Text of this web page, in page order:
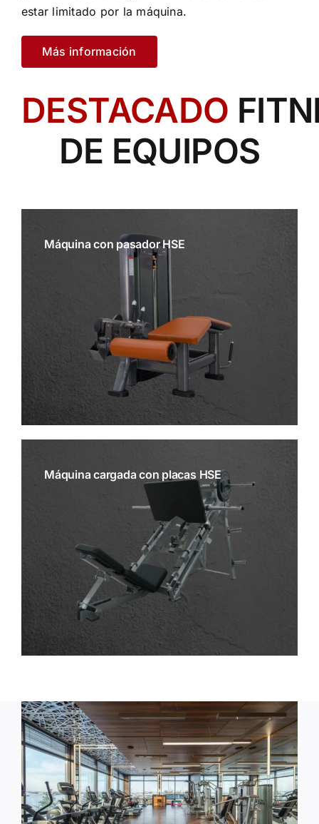
estar limitado por la máquina.
Más información
DESTACADO
DE EQUIPOS
Máquina con pasador HSE
Máquina cargada con placas HSE